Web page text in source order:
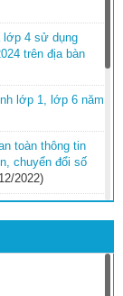
lớp 4 sử dụng
trên địa bàn
lớp 1, lớp 6 năm
toàn thông tin
chuyển đổi số
2022)
giáo viên và cơ sở
thục ở địa bàn